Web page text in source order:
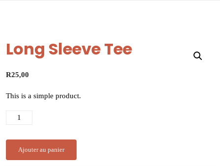
Long Sleeve Tee
R25,00
This is a simple product.
Ajouter au panier